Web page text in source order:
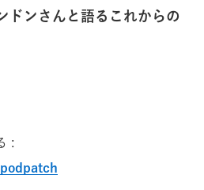
ドンさんと語るこれからの
: